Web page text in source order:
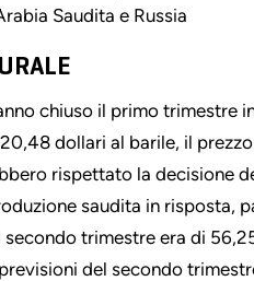
Saudita e Russia
chiuso il primo trimestre
dollari al barile, il
rispettato la decisione
saudita in risposta,
secondo trimestre era di
del secondo